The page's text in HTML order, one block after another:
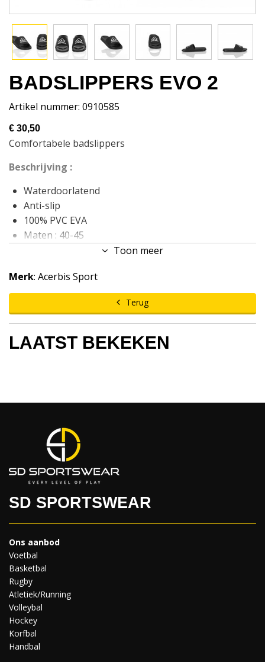
BADSLIPPERS EVO 2
Artikel nummer: 0910585
€ 30,50
Comfortabele badslippers
Beschrijving :
Waterdoorlatend
Anti-slip
100% PVC EVA
Maten : 40-45
Toon meer
Merk: Acerbis Sport
Terug
LAATST BEKEKEN
SD SPORTSWEAR
Ons aanbod
Voetbal
Basketbal
Rugby
Atletiek/Running
Volleybal
Hockey
Korfbal
Handbal